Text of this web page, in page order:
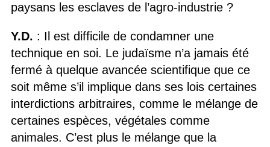
paysans les esclaves de l’agro-industrie ?
Y.D. : Il est difficile de condamner une
technique en soi. Le judaïsme n’a jamais été
fermé à quelque avancée scientifique que ce
soit même s’il implique dans ses lois certaines
interdictions arbitraires, comme le mélange de
certaines espèces, végétales comme
animales. C’est plus le mélange que la